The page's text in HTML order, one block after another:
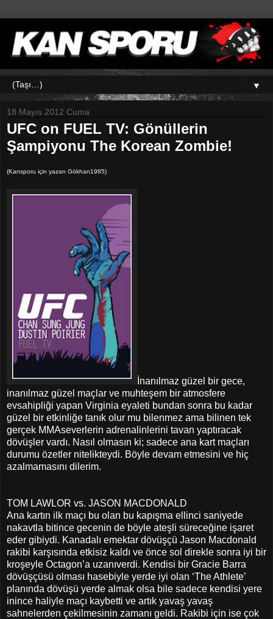
▼
18 Mayıs 2012 Cuma
UFC on FUEL TV: Gönüllerin
Şampiyonu The Korean Zombie!
(Kansporu için yazan Gökhan1985)
İnanılmaz güzel bir gece,
inanılmaz güzel maçlar ve muhteşem bir atmosfere
evsahipliği yapan Virginia eyaleti bundan sonra bu kadar
güzel bir etkinliğe tanık olur mu bilenmez ama bilinen tek
gerçek MMAseverlerin adrenalinlerini tavan yaptıracak
dövüşler vardı. Nasıl olmasın ki; sadece ana kart maçları
durumu özetler nitelikteydi. Böyle devam etmesini ve hiç
azalmamasını dilerim.
TOM LAWLOR vs. JASON MACDONALD
Ana kartın ilk maçı bu olan bu kapışma ellinci saniyede
nakavtla bitince gecenin de böyle ateşli süreceğine işaret
eder gibiydi. Kanadalı emektar dövüşçü Jason Macdonald
rakibi karşısında etkisiz kaldı ve önce sol direkle sonra iyi bir
kroşeyle Octagon’a uzanıverdi. Kendisi bir Gracie Barra
dövüşçüsü olması hasebiyle yerde iyi olan ‘The Athlete’
planında dövüşü yerde almak olsa bile sadece kendisi yere
inince haliyle maçı kaybetti ve artık yavaş yavaş
sahnelerden çekilmesinin zamanı geldi. Rakibi için ise çok